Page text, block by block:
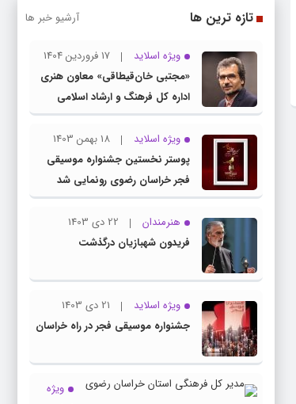
تازه ترین ها آرشیو خبر ها
ویژه اسلاید
17 فروردین 1404
«مجتبی خان‌قیطاقی» معاون هنری
اداره کل فرهنگ و ارشاد اسلامی
خراسان رضوی شد
ویژه اسلاید
18 بهمن 1403
پوستر نخستین جشنواره موسیقی
فجر خراسان رضوی رونمایی شد
هنرمندان
22 دی 1403
فریدون شهبازیان درگذشت
ویژه اسلاید
21 دی 1403
جشنواره موسیقی فجر در راه خراسان
ویژه